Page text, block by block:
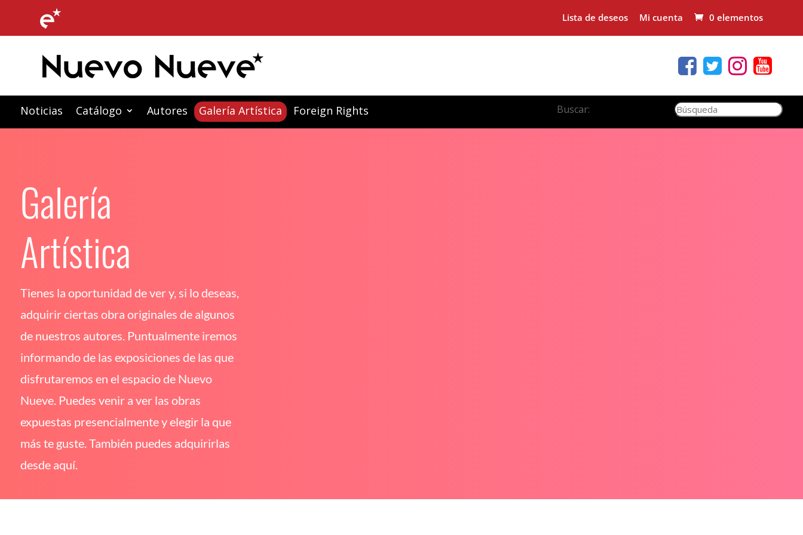
Lista de deseos Mi cuenta 0 elementos
Noticias Catálogo Autores Galería Artística Foreign Rights Buscar:
Galería
Artística
Tienes la oportunidad de ver y, si lo deseas,
adquirir ciertas obra originales de algunos
de nuestros autores. Puntualmente iremos
informando de las exposiciones de las que
disfrutaremos en el espacio de Nuevo
Nueve. Puedes venir a ver las obras
expuestas presencialmente y elegir la que
más te guste. También puedes adquirirlas
desde aquí.